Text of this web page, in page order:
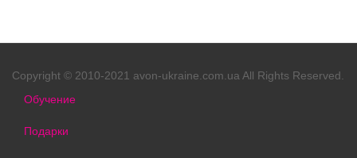
Copyright © 2010-2021 avon-ukraine.com.ua All Rights Reserved.
Обучение
Подарки